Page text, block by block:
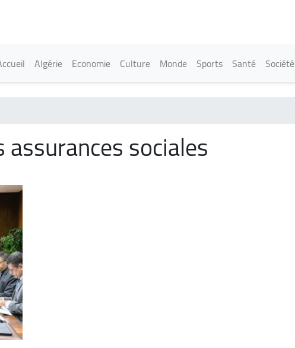
navigation
Algérie Economie Culture Monde Sports Santé Société
sociales